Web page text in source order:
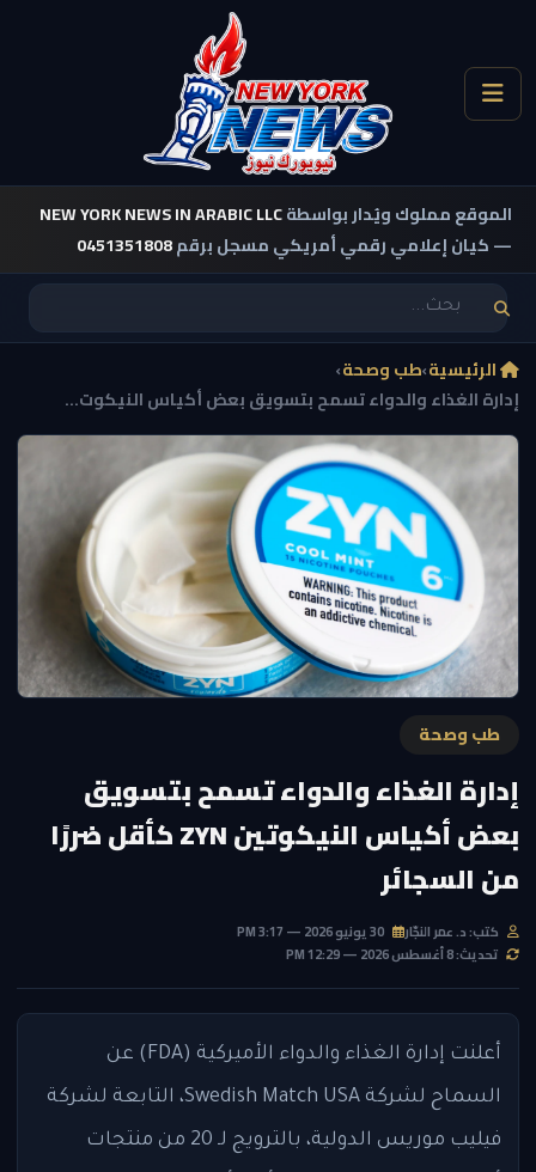
الموقع مملوك ويُدار بواسطةNEW YORK NEWS IN ARABIC LLC
— كيان إعلامي رقمي أمريكي مسجل برقم0451351808
الرئيسية›طب وصحة›
إدارة الغذاء والدواء تسمح بتسويق بعض أكياس النيكوت...
طب وصحة
إدارة الغذاء والدواء تسمح بتسويق
بعض أكياس النيكوتين ZYN كأقل ضررًا
من السجائر
كتب: د. عمر النجّار
تحديث: 8 أغسطس 2026 — 12:29 PM
أعلنت إدارة الغذاء والدواء الأميركية (FDA) عن
السماح لشركة Swedish Match USA، التابعة لشركة
فيليب موريس الدولية، بالترويج لـ 20 من منتجات